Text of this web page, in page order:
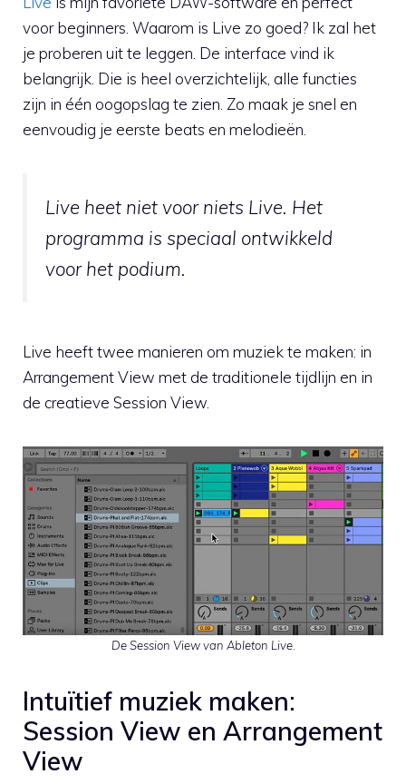
voor beginners. Waarom is Live zo goed? Ik zal het
je proberen uit te leggen. De interface vind ik
belangrijk. Die is heel overzichtelijk, alle functies
zijn in één oogopslag te zien. Zo maak je snel en
eenvoudig je eerste beats en melodieën.
Live heet niet voor niets Live. Het
programma is speciaal ontwikkeld
voor het podium.
Live heeft twee manieren om muziek te maken: in
Arrangement View met de traditionele tijdlijn en in
de creatieve Session View.
De Session View van Ableton Live.
Intuïtief muziek maken:
Session View en Arrangement
View